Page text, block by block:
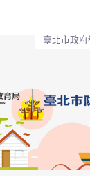
臺北市政